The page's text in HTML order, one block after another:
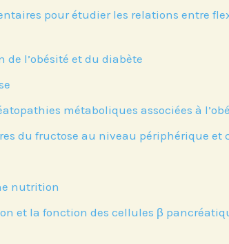
pour étudier les relations entre
l’obésité et du diabète
métaboliques associées à
du fructose au niveau périphérique et
nutrition
et la fonction des cellules β